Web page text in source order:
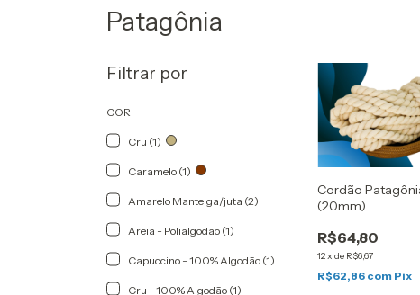
Patagônia
Filtrar por
COR
Cru (1)
Caramelo (1)
Amarelo Manteiga/juta (2)
Areia - Polialgodão (1)
Capuccino - 100% Algodão (1)
Cru - 100% Algodão (1)
Cordão
(20mm)
R$64,80
12xde R$6,67
R$62,86 com Pix